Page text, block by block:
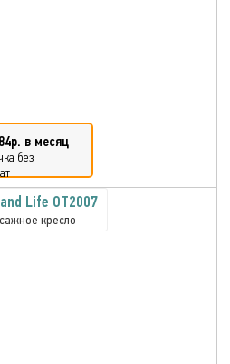
в месяц
без
Life OT2007
кресло